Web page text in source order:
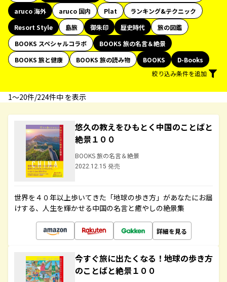
aruco 海外
aruco 国内 Plat
ランキング&テクニック
Resort Style
島旅 御朱印 歴史時代
旅の図鑑
BOOKS スペシャルコラボ
BOOKS 旅の名言＆絶景
BOOKS 旅と健康
BOOKS 旅の読み物 BOOKS
D-Books
絞り込み条件を追加
1〜20件/224件中 を表示
悠久の教えをひもとく中国のことばと
絶景１００
BOOKS 旅の名言＆絶景
2022.12.15 発売
世界を４０年以上歩いてきた「地球の歩き方」があなたにお届
けする、人生を輝かせる中国の名言と癒やしの絶景集
詳細を見る
今すぐ旅に出たくなる！地球の歩き方
のことばと絶景１００